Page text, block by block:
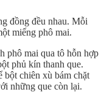
đồng đều nhau. Mỗi
miếng phô mai.
phô mai qua tô hỗn hợp
phủ kín thanh que.
bột chiên xù bám chặt
những que còn lại.